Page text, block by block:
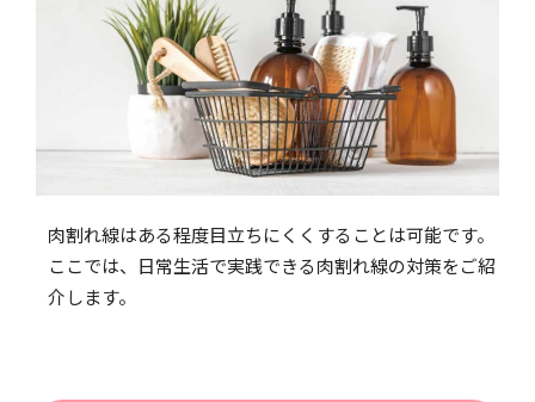
肉割れ線はある程度目立ちにくくすることは可能です。
ここでは、日常生活で実践できる肉割れ線の対策をご紹
介します。